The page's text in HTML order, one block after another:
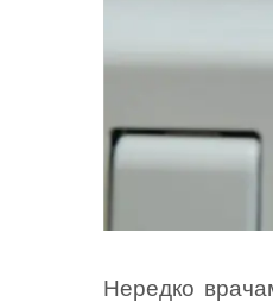
Нередко